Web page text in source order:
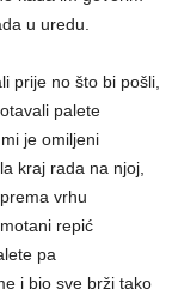
u uredu.
prije no što bi pošli,
palete
je omiljeni
kraj rada na njoj,
vrhu
repić
pa
i bio sve brži tako